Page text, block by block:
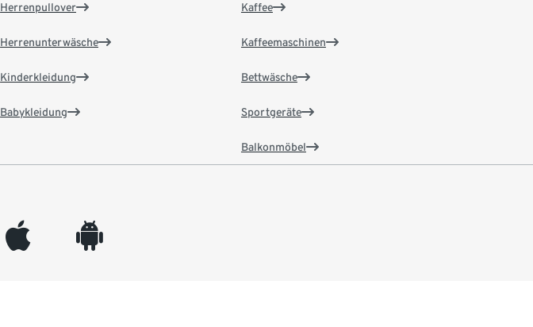
Herrenpullover
Herrenunterwäsche
Kinderkleidung
Babykleidung
Kaffee
Kaffeemaschinen
Bettwäsche
Sportgeräte
Balkonmöbel
appleinc android